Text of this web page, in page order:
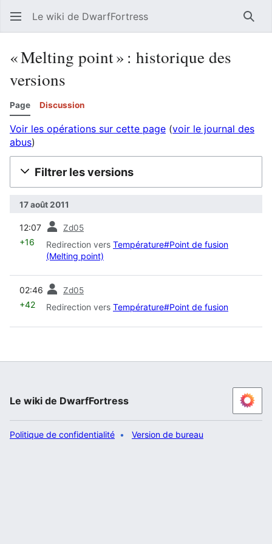
Le wiki de DwarfFortress
« Melting point » : historique des
versions
Page Discussion
Voir les opérations sur cette page (voir le journal des
abus)
Filtrer les versions
17 août 2011
12:07 Zd05
+16 Redirection vers Température#Point de fusion
(Melting point)
02:46 Zd05
+42 Redirection vers Température#Point de fusion
Le wiki de DwarfFortress
Politique de confidentialité Version de bureau